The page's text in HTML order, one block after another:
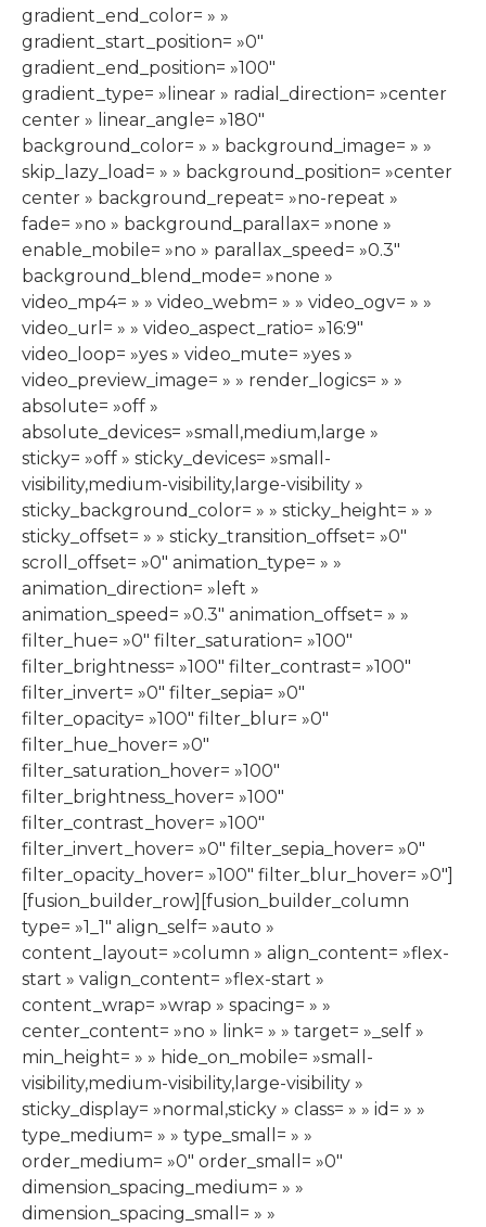
gradient_end_color= » »
gradient_start_position= »0″
gradient_end_position= »100″
gradient_type= »linear » radial_direction= »center
center » linear_angle= »180″
background_color= » » background_image= » »
skip_lazy_load= » » background_position= »center
center » background_repeat= »no-repeat »
fade= »no » background_parallax= »none »
enable_mobile= »no » parallax_speed= »0.3″
background_blend_mode= »none »
video_mp4= » » video_webm= » » video_ogv= » »
video_url= » » video_aspect_ratio= »16:9″
video_loop= »yes » video_mute= »yes »
video_preview_image= » » render_logics= » »
absolute= »off »
absolute_devices= »small,medium,large »
sticky= »off » sticky_devices= »small-
visibility,medium-visibility,large-visibility »
sticky_background_color= » » sticky_height= » »
sticky_offset= » » sticky_transition_offset= »0″
scroll_offset= »0″ animation_type= » »
animation_direction= »left »
animation_speed= »0.3″ animation_offset= » »
filter_hue= »0″ filter_saturation= »100″
filter_brightness= »100″ filter_contrast= »100″
filter_invert= »0″ filter_sepia= »0″
filter_opacity= »100″ filter_blur= »0″
filter_hue_hover= »0″
filter_saturation_hover= »100″
filter_brightness_hover= »100″
filter_contrast_hover= »100″
filter_invert_hover= »0″ filter_sepia_hover= »0″
filter_opacity_hover= »100″ filter_blur_hover= »0″]
[fusion_builder_row][fusion_builder_column
type= »1_1″ align_self= »auto »
content_layout= »column » align_content= »flex-
start » valign_content= »flex-start »
content_wrap= »wrap » spacing= » »
center_content= »no » link= » » target= »_self »
min_height= » » hide_on_mobile= »small-
visibility,medium-visibility,large-visibility »
sticky_display= »normal,sticky » class= » » id= » »
type_medium= » » type_small= » »
order_medium= »0″ order_small= »0″
dimension_spacing_medium= » »
dimension_spacing_small= » »